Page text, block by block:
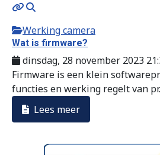
Werking camera
Wat is firmware?
dinsdag, 28 november 2023
Firmware is een klein
functies en werking regelt van
Lees meer